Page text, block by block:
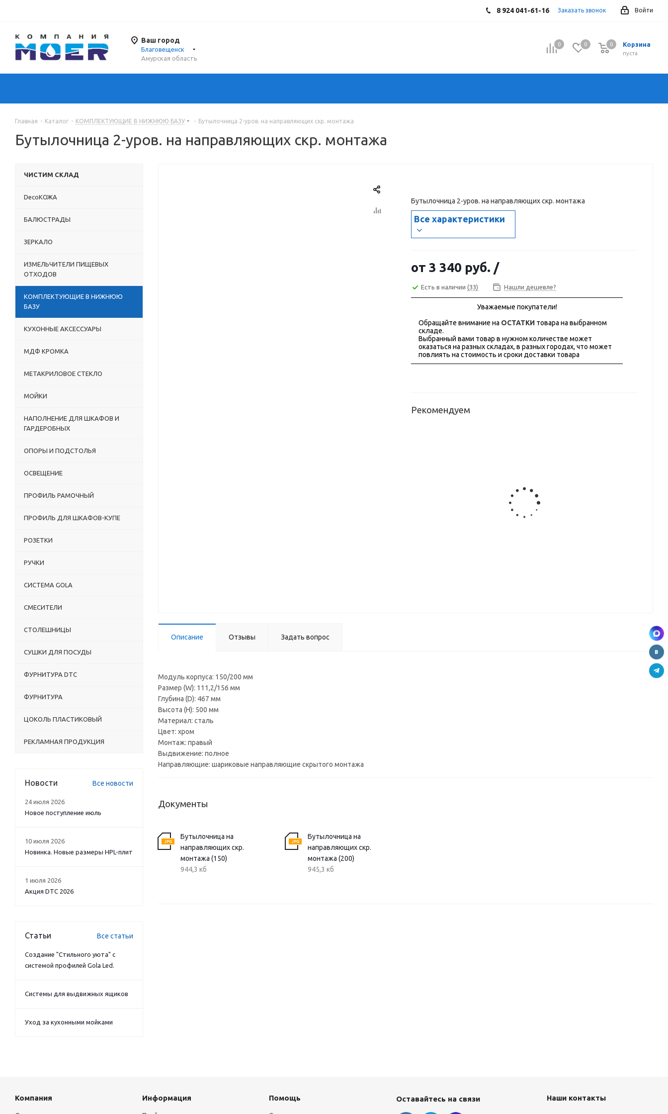
Войти
8 924 041-61-16 Заказать звонок
Ваш город
Благовещенск
Амурская область
0 0 Корзина
0
пуста
0
Главная - Каталог - КОМПЛЕКТУЮЩИЕ В НИЖНЮЮ БАЗУ - Бутылочница 2-уров. на направляющих скр. монтажа
Бутылочница 2-уров. на направляющих скр. монтажа
Бутылочница 2-уров. на направляющих скр. монтажа
Все характеристики
от 3 340 руб. /
Есть в наличии (33) Нашли дешевле?
Уважаемые покупатели!
Обращайте внимание на ОСТАТКИ товара на выбранном
складе.
Выбранный вами товар в нужном количестве может
оказаться на разных складах, в разных городах, что может
повлиять на стоимость и сроки доставки товара
Рекомендуем
противоскользящий
коврик
(50*150см)
М50-RD
Описание Отзывы Задать вопрос
Модуль корпуса: 150/200 мм
Размер (W): 111,2/156 мм
Глубина (D): 467 мм
Высота (H): 500 мм
Материал: сталь
Цвет: хром
Монтаж: правый
Выдвижение: полное
Направляющие: шариковые направляющие скрытого монтажа
Документы
Бутылочница на
направляющих скр.
монтажа (150)
944,3 кб
Бутылочница на
направляющих скр.
монтажа (200)
945,3 кб
ЧИСТИМ СКЛАД
DecoКОЖА
БАЛЮСТРАДЫ
ЗЕРКАЛО
ИЗМЕЛЬЧИТЕЛИ ПИЩЕВЫХ
ОТХОДОВ
КОМПЛЕКТУЮЩИЕ В НИЖНЮЮ
БАЗУ
КУХОННЫЕ АКСЕССУАРЫ
МДФ КРОМКА
МЕТАКРИЛОВОЕ СТЕКЛО
МОЙКИ
НАПОЛНЕНИЕ ДЛЯ ШКАФОВ И
ГАРДЕРОБНЫХ
ОПОРЫ И ПОДСТОЛЬЯ
ОСВЕЩЕНИЕ
ПРОФИЛЬ РАМОЧНЫЙ
ПРОФИЛЬ ДЛЯ ШКАФОВ-КУПЕ
РОЗЕТКИ
РУЧКИ
СИСТЕМА GOLA
СМЕСИТЕЛИ
СТОЛЕШНИЦЫ
СУШКИ ДЛЯ ПОСУДЫ
ФУРНИТУРА DTC
ФУРНИТУРА
ЦОКОЛЬ ПЛАСТИКОВЫЙ
РЕКЛАМНАЯ ПРОДУКЦИЯ
Новости Все новости
24 июля 2026
Новое поступление июль
10 июля 2026
Новинка. Новые размеры HPL-плит
1 июля 2026
Акция DTC 2026
Статьи Все статьи
Создание "Стильного уюта" с
системой профилей Gola Led.
Системы для выдвижных ящиков
Уход за кухонными мойками
Компания Информация Помощь Оставайтесь на связи Наши контакты